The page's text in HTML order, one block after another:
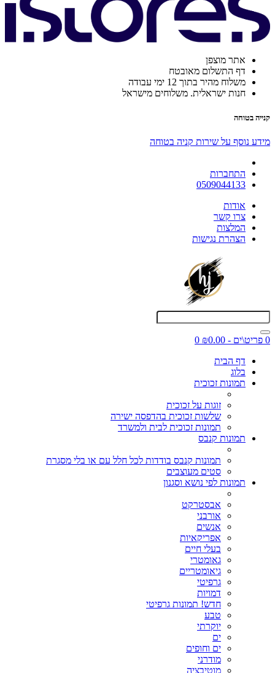
אתר מוצפן
דף התשלום מאובטח
משלוח מהיר בתוך 12 ימי עבודה
חנות ישראלית. משלוחים מישראל
קנייה בטוחה
מידע נוסף על שירות קניה בטוחה
התחברות
0509044133
אודות
צרו קשר
המלצות
הצהרת נגישות
0 פריט\ים - ₪0.00
0
דף הבית
בלוג
תמונות זכוכית
זוגות על זכוכית
שלשות זכוכית בהדפסה ישירה
תמונות זכוכית לבית ולמשרד
תמונות קנבס
תמונות קנבס בודדות לכל חלל עם או בלי מסגרת
סטים מעוצבים
תמונות לפי נושא וסגנון
אבסטרקט
אורבני
אנשים
אפריקאיות
בעלי חיים
גאומטרי
גיאומטריים
גרפיטי
דמויות
חדש! תמונות גרפיטי
טבע
יוקרתי
ים
ים וחופים
מודרני
מוטיבציה